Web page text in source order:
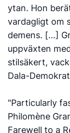
ytan. Hon
vardagligt om
demens. [...]
uppväxten
stilsäkert,
Dala-
"Particularly
Philomène
Farewell to a